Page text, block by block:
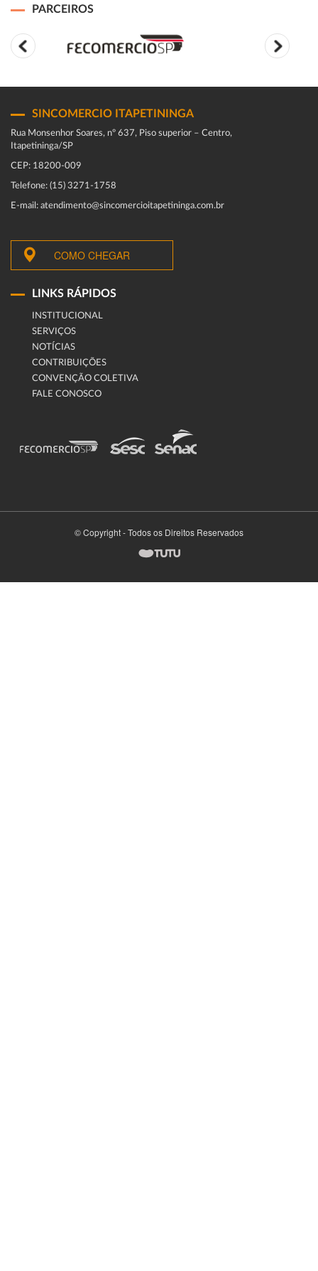
PARCEIROS
SINCOMERCIO ITAPETININGA
Rua Monsenhor Soares, nº 637, Piso superior – Centro,
Itapetininga/SP
CEP: 18200-009
Telefone: (15) 3271-1758
E-mail: atendimento@sincomercioitapetininga.com.br
COMO CHEGAR
LINKS RÁPIDOS
INSTITUCIONAL
SERVIÇOS
NOTÍCIAS
CONTRIBUIÇÕES
CONVENÇÃO COLETIVA
FALE CONOSCO
© Copyright - Todos os Direitos Reservados